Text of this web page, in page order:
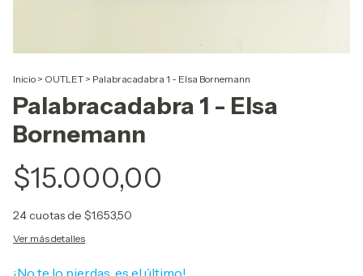
Inicio > OUTLET > Palabracadabra 1 - Elsa Bornemann
Palabracadabra 1 - Elsa
Bornemann
$15.000,00
24cuotas de $1.653,50
Ver más detalles
¡No te lo pierdas, es el último!